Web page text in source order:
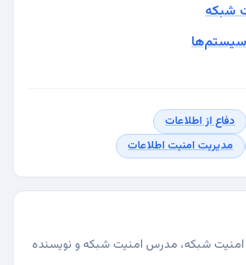
شبکه
سیستم‌ها
دفاع از اطلاعات
مدیریت امنیت اطلاعات
شبکه، مدرس امنیت شبکه و نویسنده